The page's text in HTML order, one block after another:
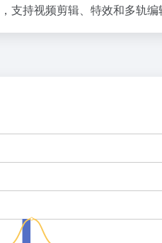
支持视频剪辑、特效和多轨编